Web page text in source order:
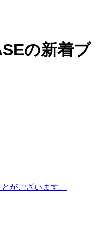
の新着ブ
がございます。